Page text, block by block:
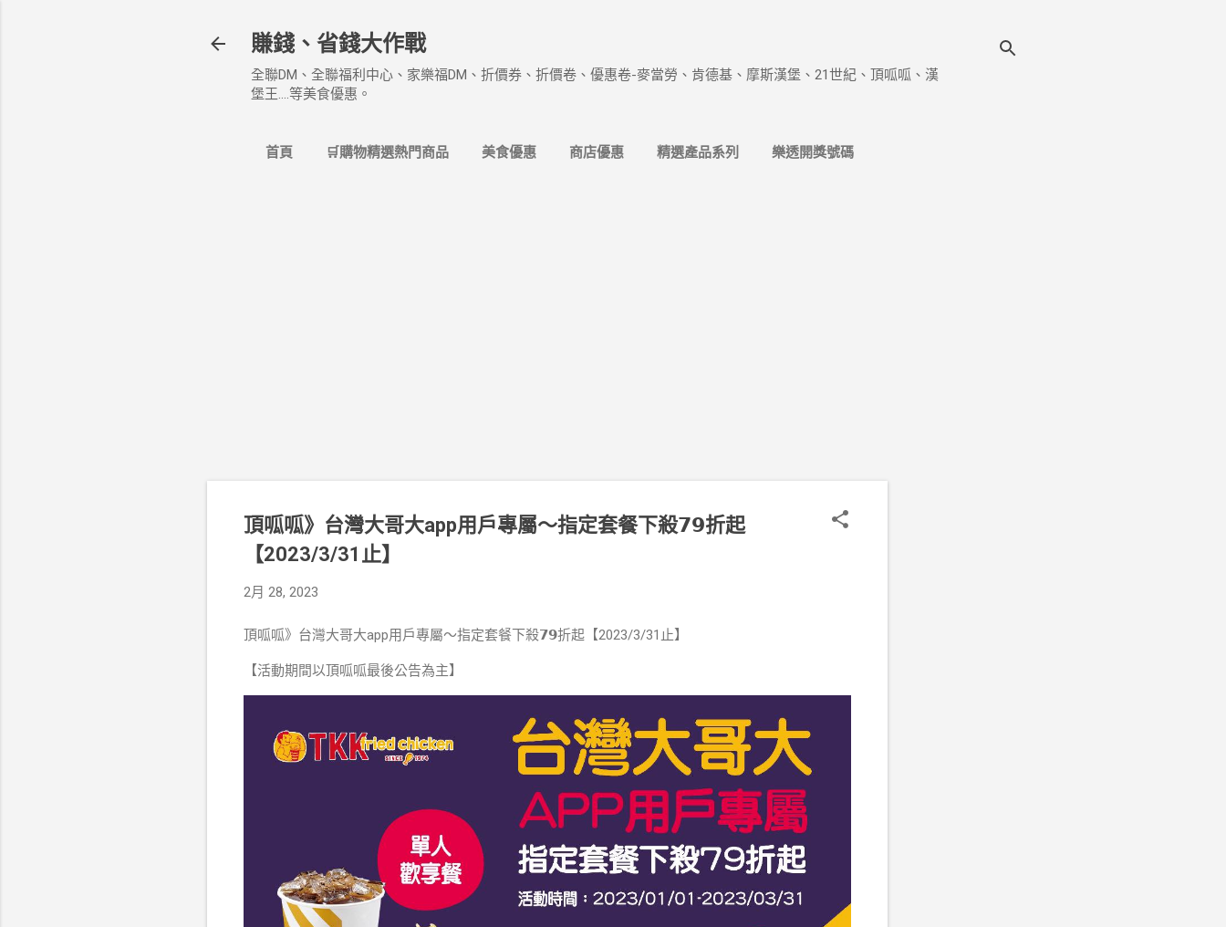
賺錢、省錢大作戰
全聯DM、全聯福利中心、家樂福DM、折價券、折價卷、優惠卷-麥當勞、肯德基、摩斯漢堡、21世紀、頂呱呱、漢
堡王....等美食優惠。
首頁 🛒購物精選熱門商品 美食優惠 商店優惠 精選產品系列 樂透開獎號碼
頂呱呱》台灣大哥大app用戶專屬～指定套餐下殺𝟳𝟵折起
【2023/3/31止】
2月 28, 2023
頂呱呱》台灣大哥大app用戶專屬～指定套餐下殺𝟳𝟵折起【2023/3/31止】
【活動期間以頂呱呱最後公告為主】